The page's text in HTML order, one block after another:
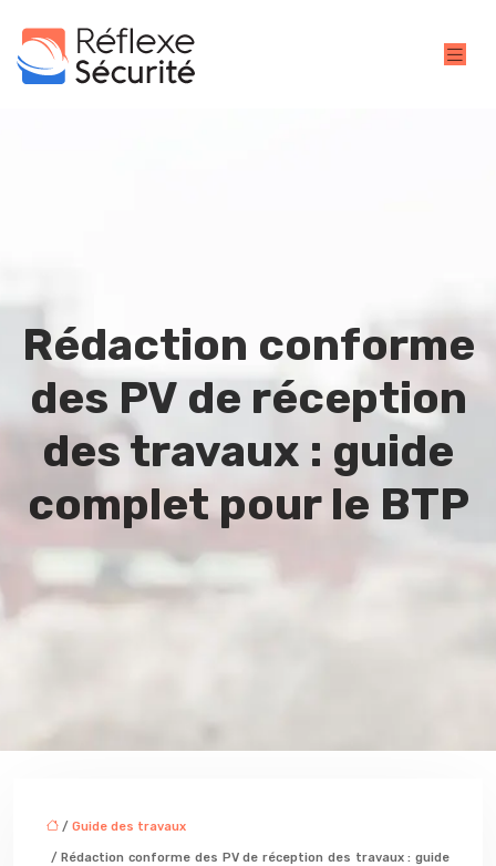
Rédaction conforme
des PV de réception
des travaux : guide
complet pour le BTP
/ Guide des travaux
/ Rédaction conforme des PV de réception des travaux : guide